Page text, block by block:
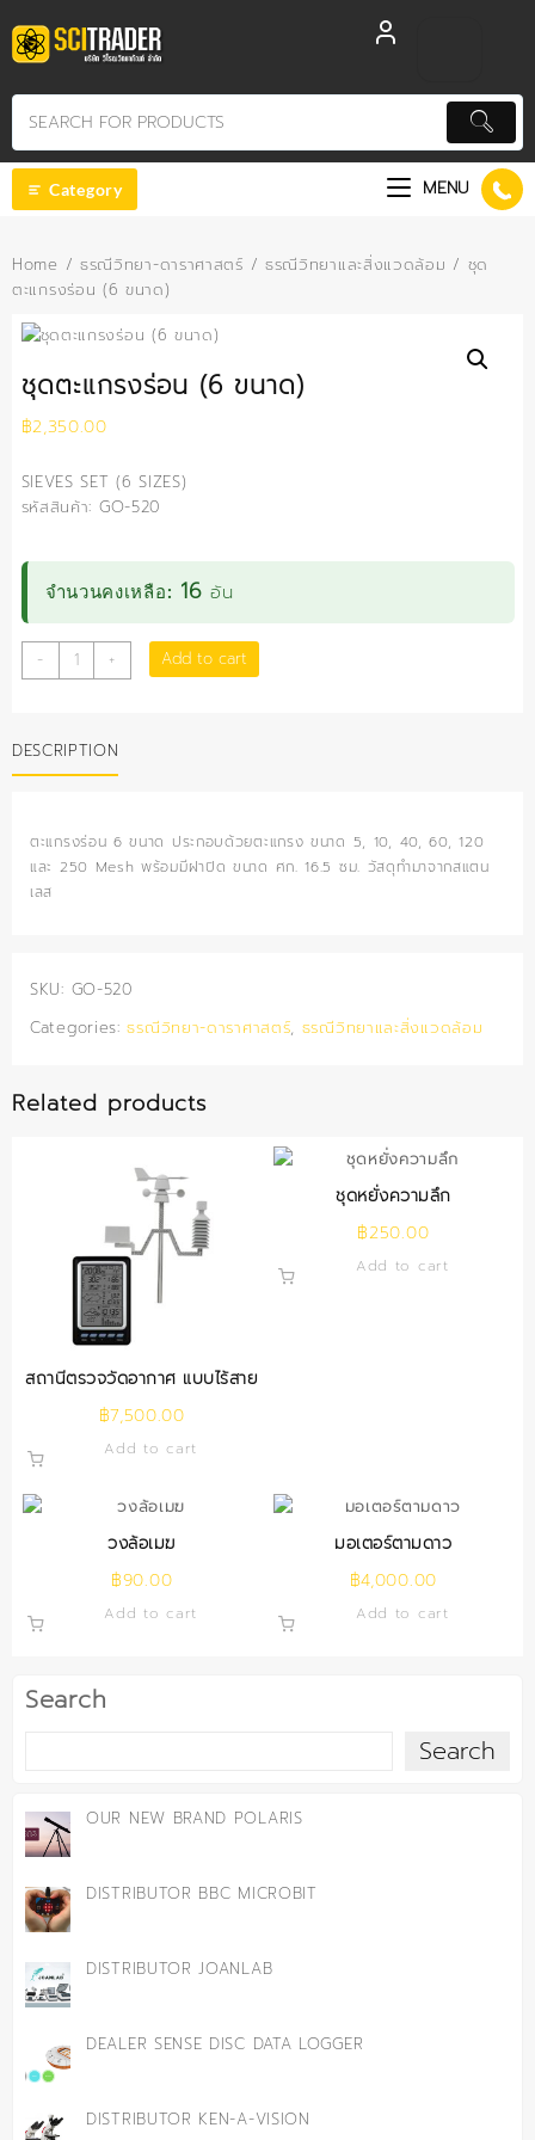
to
content
Category MENU
Search
Search
OUR NEW BRAND POLARIS
DISTRIBUTOR BBC MICROBIT
DISTRIBUTOR JOANLAB
DEALER SENSE DISC DATA LOGGER
DISTRIBUTOR KEN-A-VISION
Home / ธรณีวิทยา-ดาราศาสตร์ / ธรณีวิทยาและสิ่งแวดล้อม / ชุด
ตะแกรงร่อน (6 ขนาด)
ชุดตะแกรงร่อน (6 ขนาด)
฿2,350.00
SIEVES SET (6 SIZES)
รหัสสินค้า: GO-520
จำนวนคงเหลือ: 16 อัน
-
ชุด
ตะแกรง
ขนาด)
quantity
+ Add to cart
DESCRIPTION
ตะแกรงร่อน 6 ขนาด ประกอบด้วยตะแกรง ขนาด 5, 10, 40, 60, 120
และ 250 Mesh พร้อมมีฝาปิด ขนาด ศก. 16.5 ซม. วัสดุทำมาจากสแตน
เลส
SKU: GO-520
Categories:ธรณีวิทยา-ดาราศาสตร์, ธรณีวิทยาและสิ่งแวดล้อม
Related products
สถานีตรวจวัดอากาศ แบบไร้สาย
฿7,500.00
Add to cart
ชุดหยั่งความลึก
฿250.00
Add to cart
วงล้อเมฆ
฿90.00
Add to cart
มอเตอร์ตามดาว
฿4,000.00
Add to cart